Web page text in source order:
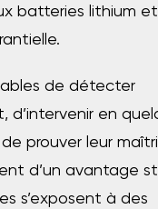
batteries lithium
de détecter
d’intervenir en
prouver leur
d’un avantage
s’exposent à des